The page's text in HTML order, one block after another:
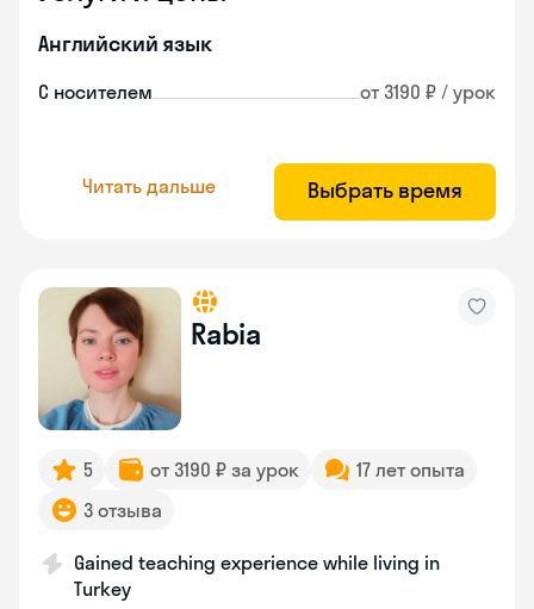
Английский язык
С носителем от 3190 ₽ / урок
Читать дальше Выбрать время
Rabia
5 от 3190 ₽ за урок
17 лет опыта
3 отзыва
Gained teaching experience while living in
Turkey